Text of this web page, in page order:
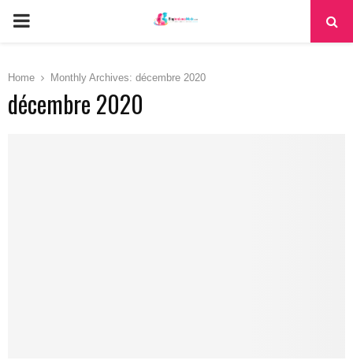
PRIMARY
Home Monthly Archives: décembre 2020
décembre 2020